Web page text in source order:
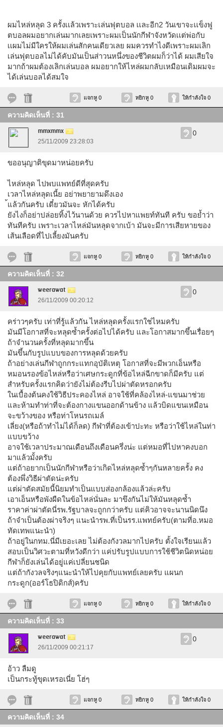
ผมไหล่หลุด 3 ครั้งเเล้วเพราะเล่นฟุตบอล เเละอีก2 วันเขาจะเเข็งฟู
ตบอลผมอยากเล่นมากเลยเพราะผมเป็นนักกีฬาจังหวัดเเต่พ่อกับ
เเผมไม่มีใครให้ผมเล่นสักคนเดียวเลย ผมควรทำไงดีเพราะผมเลิก
เล่นฟุตบอลไม่ได้คับมันเป็นส่าวนหนึ่งของชีวิตผมก็ว่าได้ ผมเสียใจ
มากถ้าผมต้องเลิกเล่นบอล ผมอยากให้ไหล่ผมกลับเหมือนเดิมผมจะ
ได้เล่นบอลได้สมใจ
แจกหู 0 หยิกหู 0 ให้กำลังใจ 0
ความคิดเห็นที่ : 31
mmxmmx
25/11/2009 23:28:03
0
ขออนุญาติขุดมาหน่อยครับ
ไหล่หลุด ไปพบแพทย์ดีที่สุดครับ
เวลาไหล่หลุดเนี้ย อย่าพยายามดึงเอง
้แล้วกันครับ เดี๋ยวมันจะ หักได้ครับ
ยังไงก็อย่าปล่อยทิ้งไว้นานด้วย ควรไปหาแพยท์ทันที ครับ ขอย้ำว่า
ทันทีครับ เพราะเวลาไหล่มันหลุดจากเบ้า มันจะมีการเสียหายของ
เส้นเลือดที่ไปเลี้ยงมันครับ
แจกหู 0 หยิกหู 0 ให้กำลังใจ 0
ความคิดเห็นที่ : 32
weerawat
26/11/2009 00:20:12
0
คร่าวๆครับ เท่าที่รู้แล้วกัน ไหล่หลุดครั้งแรกใช่ไหมครับ
มันมีโอกาสที่จะหลุดซ้ำครั้งต่อไปได้ครับ และโอกาสมากขึ้นเรื่อยๆ
ถ้าจำนวนครั้งที่หลุดมากขึ้น
มันขึ้นกับรูปแบบของการหลุดด้วยครับ
ถ้าอย่างเล่นกีฬาถูกกระแทกอุบัติเหตุ โอกาสที่จะมีพวกเอ็นหรือ
หมอนรองข้อไหล่หรือว่าเศษกระดูกที่ข้อไหล่ฉีกขาดก็มีครับ แต่
สำหรับครั้งแรกคิดว่ายังไม่ต้องรีบไปผ่าตัดหรอกครับ
ในเบื้องต้นคงใช้วิธีประคองไหล่ อาจใช้ที่คล้องไหล่-แขนมาช่วย
และห้ามทำท่าที่จะต้องกางแขนออกด้านข้าง แล้วบิดแขนเหมือน
จะขว้างของ หรือท่าโหนรถเมล์
เลี่ยง(หรือถ้าทำไม่ได้ก็ลด) กีฬาที่ต้องเข้าปะทะ หรือว่าใช้ไหล่ในท่า
แบบขว้าง
อาจใช้เวลาประมาณเดือนถึงเดือนครึ่งน่ะ แต่หมอที่ไปหาคงบอก
มาแล้วมั้งครับ
แต่ถ้าอยากเป็นนักกีฬาหรือว่าเกิดไหล่หลุดซ้ำๆกันหลายครั้ง คง
ต้องพึ่งวิธีผ่าตัดน่ะครับ
แต่ผ่าตัดสมัยนี้นิยมทำเป็นแบบส่องกล้องแล้วล่ะครับ
เอาเอ็นหรือพังผืดในข้อไหล่นั่นละ มาขึงกันไม่ให้มันหลุดซ้ำ
ราคาค่าผ่าตัดนี่รพ.รัฐบาลจะถูกกว่าครับ แต่คิวอาจจะนานนิดนึง
ถ้าจำเป็นต้องผ่าจริงๆ แนะนำรพ.ที่เป็นรร.แพทย์ครับ(ตามที่อ.หมอ
ทัดเทพแนะนำ)
ถ้าอยู่ในกทม.นี่มีเยอะเลย ไม่ต้องกังวลมากไปครับ ตั้งใจเรียนแล้ว
สอบเป็นวิศวะตามที่หวังดีกว่า แค่ปรับรูปแบบการใช้ชีวิตนิดหน่อย
กีฬาก็ยังเล่นได้อยู่แค่เปลี่ยนชนิด
แต่ถ้ากังวลจริงๆแนะนำให้ไปคุยกับแพทย์เลยครับ แผนก
กระดูก(ออร์โธปิดิกส์)ครับ
แจกหู 0 หยิกหู 0 ให้กำลังใจ 0
ความคิดเห็นที่ : 33
weerawat
26/11/2009 00:21:17
0
อ้าว ลืมดู
เป็นกระทู้ขุดเหรอเนี่ย โฮ่ๆ
แจกหู 0 หยิกหู 0 ให้กำลังใจ 0
ความคิดเห็นที่ : 34